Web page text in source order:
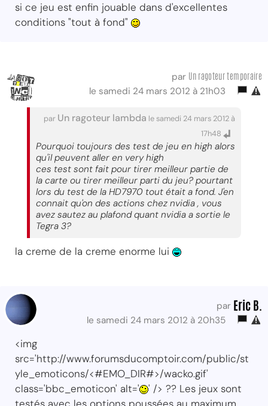
si ce jeu est enfin jouable dans d'excellentes
conditions "tout à fond"
par Un ragoteur temporaire
le samedi 24 mars 2012 à 21h03
par Un ragoteur lambda le samedi 24 mars 2012 à
17h48
Pourquoi toujours des test de jeu en high alors
qu'il peuvent aller en very high
ces test sont fait pour tirer meilleur partie de
la carte ou tirer meilleur parti du jeu? pourtant
lors du test de la HD7970 tout était a fond. J'en
connait qu'on des actions chez nvidia , vous
avez sautez au plafond quant nvidia a sortie le
Tegra 3?
la creme de la creme enorme lui
par Eric B.
le samedi 24 mars 2012 à 20h35
<img
src='http://www.forumsducomptoir.com/public/st
yle_emoticons/<#EMO_DIR#>/wacko.gif'
class='bbc_emoticon' alt='
' /> ?? Les jeux sont